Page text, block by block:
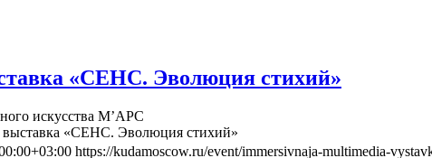
«СЕНС. Эволюция стихий»
искусства М’АРС
выставка «СЕНС. Эволюция стихий»
https://kudamoscow.ru/event/immersivnaja-multimedia-